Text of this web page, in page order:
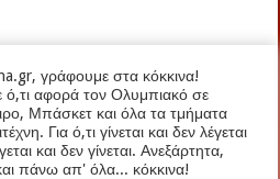
γράφουμε στα κόκκινα!
ό,τι αφορά τον Ολυμπιακό σε
Μπάσκετ και όλα τα τμήματα
Για ό,τι γίνεται και δεν λέγεται
και δεν γίνεται. Ανεξάρτητα,
και πάνω απ' όλα... κόκκινα!